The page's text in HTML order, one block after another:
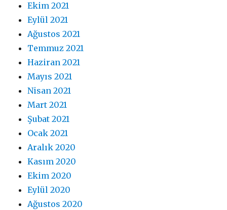
Ekim 2021
Eylül 2021
Ağustos 2021
Temmuz 2021
Haziran 2021
Mayıs 2021
Nisan 2021
Mart 2021
Şubat 2021
Ocak 2021
Aralık 2020
Kasım 2020
Ekim 2020
Eylül 2020
Ağustos 2020